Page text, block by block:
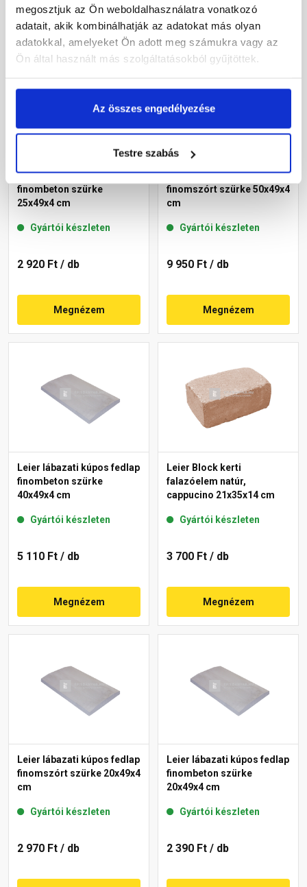
megosztjuk az Ön weboldalhasználatra vonatkozó
adatait, akik kombinálhatják az adatokat más olyan
adatokkal, amelyeket Ön adott meg számukra vagy az
Ön által használt más szolgáltatásokból gyűjtöttek.
Az összes engedélyezése
Testre szabás
Megnézem
Leier lábazati kúpos fedlap
finombeton szürke
25x49x4 cm
Gyártói készleten
2 920 Ft / db
Megnézem
Leier lábazati kúpos fedlap
finomszórt szürke 50x49x4
cm
Gyártói készleten
9 950 Ft / db
Megnézem
Leier lábazati kúpos fedlap
finombeton szürke
40x49x4 cm
Gyártói készleten
5 110 Ft / db
Megnézem
Leier Block kerti
falazóelem natúr,
cappucino 21x35x14 cm
Gyártói készleten
3 700 Ft / db
Megnézem
Leier lábazati kúpos fedlap
finomszórt szürke 20x49x4
cm
Gyártói készleten
2 970 Ft / db
Leier lábazati kúpos fedlap
finombeton szürke
20x49x4 cm
Gyártói készleten
2 390 Ft / db